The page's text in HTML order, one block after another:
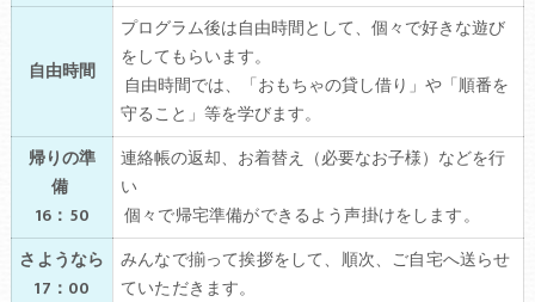
自由時間
プログラム後は自由時間として、個々で好きな遊び
をしてもらいます。
自由時間では、「おもちゃの貸し借り」や「順番を
守ること」等を学びます。
帰りの準
備
16：50
連絡帳の返却、お着替え（必要なお子様）などを行
い
個々で帰宅準備ができるよう声掛けをします。
さようなら
17：00
みんなで揃って挨拶をして、順次、ご自宅へ送らせ
ていただきます。